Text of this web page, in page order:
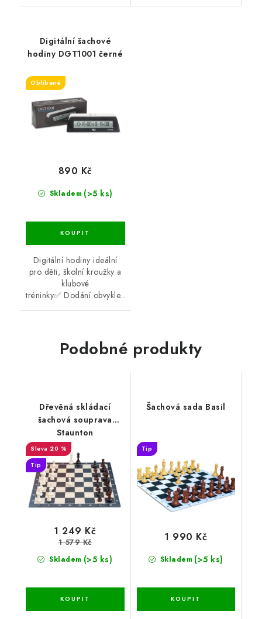
Digitální šachové
hodiny DGT1001 černé
Oblíbené
Skladem (>5 ks)
890 Kč
Digitální hodiny ideální
pro děti, školní kroužky a
klubové
tréninky✅ Dodání obvykle...
Podobné produkty
Dřevěná skládací
šachová souprava
Staunton
20 %
Tip
Skladem (>5 ks)
1 249 Kč
1 579 Kč
Šachová sada Basil
Tip
Skladem (>5 ks)
1 990 Kč